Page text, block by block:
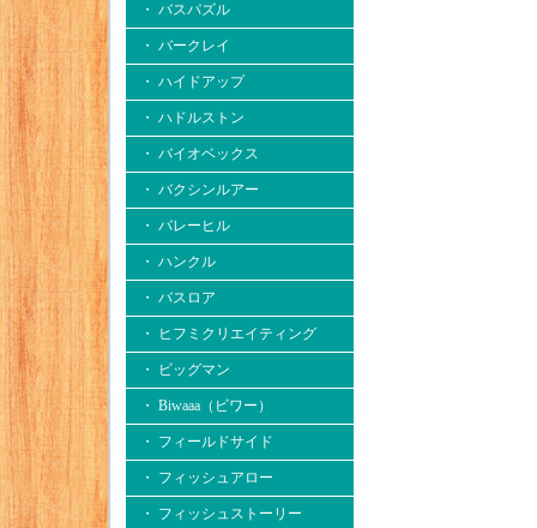
・ バスパズル
・ バークレイ
・ ハイドアップ
・ ハドルストン
・ バイオベックス
・ バクシンルアー
・ バレーヒル
・ ハンクル
・ バスロア
・ ヒフミクリエイティング
・ ビッグマン
・ Biwaaa（ビワー）
・ フィールドサイド
・ フィッシュアロー
・ フィッシュストーリー